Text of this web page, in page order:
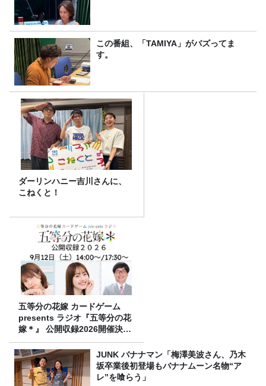
この番組、「TAMIYA」がバズってま
す。
ダーリンハニー吉川さんに、
こねくと！
五等分の花嫁 カードゲーム
presents ラジオ『五等分の花
嫁＊』 公開収録2026開催決
定！
JUNK バナナマン「梅澤美波さん、乃木
坂卒業後初登場もバナナムーン名物“ア
レ”を喰らう」